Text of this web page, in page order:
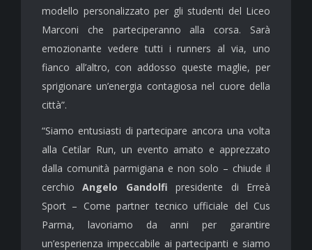
modello personalizzato per gli studenti del Liceo
Marconi che parteciperanno alla corsa. Sarà
emozionante vedere tutti i runners al via, uno
fianco all’altro, con addosso queste maglie, per
sprigionare un’energia contagiosa nel cuore della
città”.
“Siamo entusiasti di partecipare ancora una volta
alla Cetilar Run, un evento amato e apprezzato
dalla comunità parmigiana e non solo – chiude il
cerchioAngelo Gandolfi presidente di Erreà
Sport – Come partner tecnico ufficiale del Cus
Parma, lavoriamo da anni per garantire
un’esperienza impeccabile ai partecipanti e siamo